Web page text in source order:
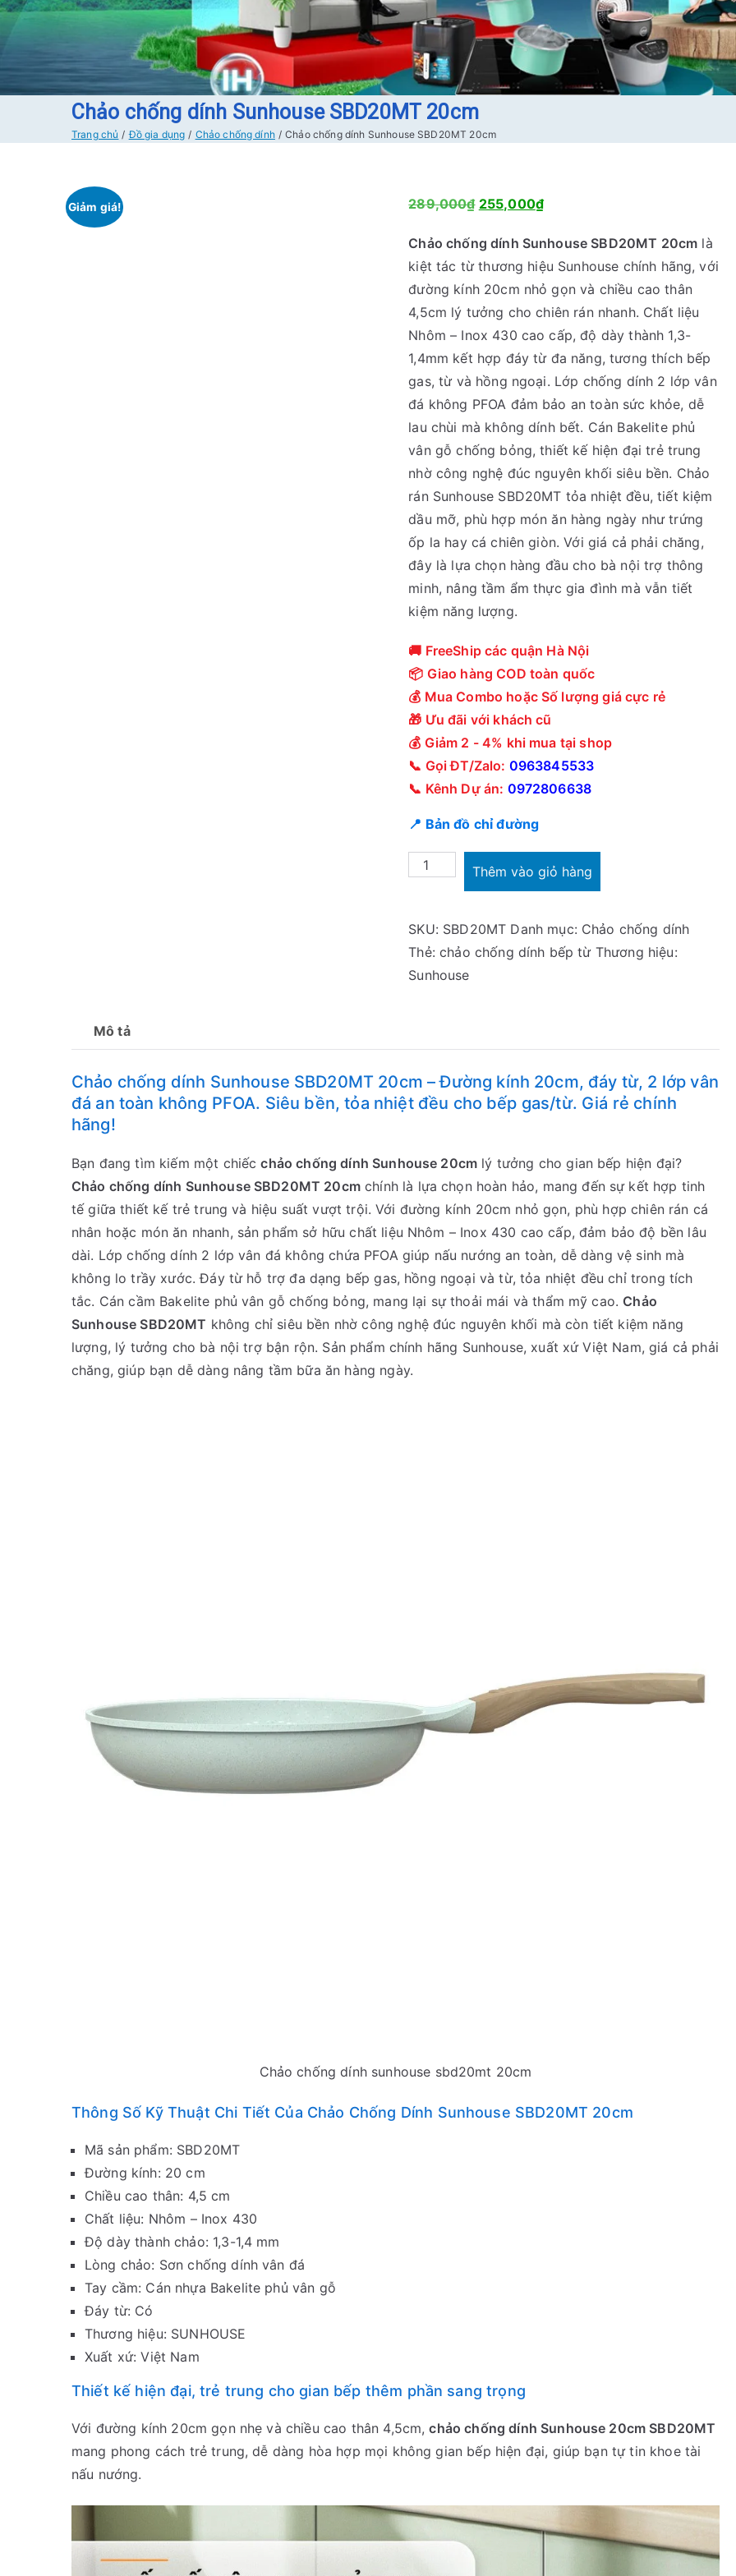
Chảo chống dính Sunhouse SBD20MT 20cm
Trang chủ Đồ gia dụng Chảo chống dính Chảo chống dính Sunhouse SBD20MT 20cm
Giảm giá! 289,000₫ G
á
g
ố
c
l
à
:
2
8
9
,
0
0
0
₫
255,000₫G
á
h
i
ệ
n
t
ạ
i
l
à
:
2
5
5
,
0
Chảo chống dính Sunhouse SBD20MT 20cm là
kiệt tác từ thương hiệu Sunhouse chính hãng, với
đường kính 20cm nhỏ gọn và chiều cao thân
4,5cm lý tưởng cho chiên rán nhanh. Chất liệu
Nhôm – Inox 430 cao cấp, độ dày thành 1,3-
1,4mm kết hợp đáy từ đa năng, tương thích bếp
gas, từ và hồng ngoại. Lớp chống dính 2 lớp vân
đá không PFOA đảm bảo an toàn sức khỏe, dễ
lau chùi mà không dính bết. Cán Bakelite phủ
vân gỗ chống bỏng, thiết kế hiện đại trẻ trung
nhờ công nghệ đúc nguyên khối siêu bền. Chảo
rán Sunhouse SBD20MT tỏa nhiệt đều, tiết kiệm
dầu mỡ, phù hợp món ăn hàng ngày như trứng
ốp la hay cá chiên giòn. Với giá cả phải chăng,
đây là lựa chọn hàng đầu cho bà nội trợ thông
minh, nâng tầm ẩm thực gia đình mà vẫn tiết
kiệm năng lượng.
🚚 FreeShip các quận Hà Nội
📦 Giao hàng COD toàn quốc
💰 Mua Combo hoặc Số lượng giá cực rẻ
🎁 Ưu đãi với khách cũ
💰 Giảm 2 - 4% khi mua tại shop
📞 Gọi ĐT/Zalo: 0963845533
📞 Kênh Dự án: 0972806638
📍 Bản đồ chỉ đường
Chảo
Sunhouse
SBD20MT
20cm
Thêm vào giỏ hàng
SKU: SBD20MT Danh mục: Chảo chống dính
Thẻ:chảo chống dính bếp từ Thương hiệu:
Sunhouse
Mô tả
Chảo chống dính Sunhouse SBD20MT 20cm – Đường kính 20cm, đáy từ, 2 lớp vân
đá an toàn không PFOA. Siêu bền, tỏa nhiệt đều cho bếp gas/từ. Giá rẻ chính
hãng!
Bạn đang tìm kiếm một chiếcchảo chống dính Sunhouse 20cm lý tưởng cho gian bếp hiện đại?
Chảo chống dính Sunhouse SBD20MT 20cmchính là lựa chọn hoàn hảo, mang đến sự kết hợp tinh
tế giữa thiết kế trẻ trung và hiệu suất vượt trội. Với đường kính 20cm nhỏ gọn, phù hợp chiên rán cá
nhân hoặc món ăn nhanh, sản phẩm sở hữu chất liệu Nhôm – Inox 430 cao cấp, đảm bảo độ bền lâu
dài. Lớp chống dính 2 lớp vân đá không chứa PFOA giúp nấu nướng an toàn, dễ dàng vệ sinh mà
không lo trầy xước. Đáy từ hỗ trợ đa dạng bếp gas, hồng ngoại và từ, tỏa nhiệt đều chỉ trong tích
tắc. Cán cầm Bakelite phủ vân gỗ chống bỏng, mang lại sự thoải mái và thẩm mỹ cao. Chảo
Sunhouse SBD20MT không chỉ siêu bền nhờ công nghệ đúc nguyên khối mà còn tiết kiệm năng
lượng, lý tưởng cho bà nội trợ bận rộn. Sản phẩm chính hãng Sunhouse, xuất xứ Việt Nam, giá cả phải
chăng, giúp bạn dễ dàng nâng tầm bữa ăn hàng ngày.
Chảo chống dính sunhouse sbd20mt 20cm
Thông Số Kỹ Thuật Chi Tiết Của Chảo Chống Dính Sunhouse SBD20MT 20cm
Mã sản phẩm: SBD20MT
Đường kính: 20 cm
Chiều cao thân: 4,5 cm
Chất liệu: Nhôm – Inox 430
Độ dày thành chảo: 1,3-1,4 mm
Lòng chảo: Sơn chống dính vân đá
Tay cầm: Cán nhựa Bakelite phủ vân gỗ
Đáy từ: Có
Thương hiệu: SUNHOUSE
Xuất xứ: Việt Nam
Thiết kế hiện đại, trẻ trung cho gian bếp thêm phần sang trọng
Với đường kính 20cm gọn nhẹ và chiều cao thân 4,5cm,chảo chống dính Sunhouse 20cm SBD20MT
mang phong cách trẻ trung, dễ dàng hòa hợp mọi không gian bếp hiện đại, giúp bạn tự tin khoe tài
nấu nướng.